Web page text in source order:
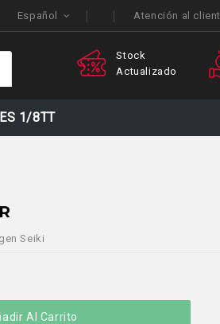
Español Atención al
Actualizado
Financiación
Rápida
1/8TT
Seiki
Al Carrito